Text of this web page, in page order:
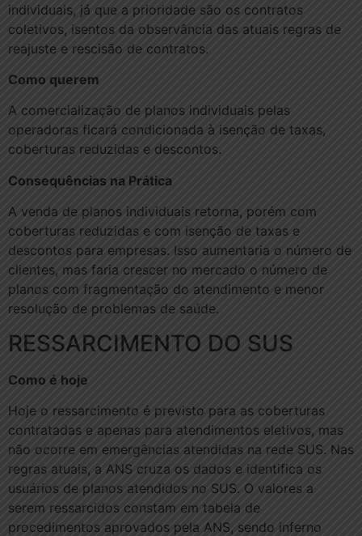
individuais, já que a prioridade são os contratos
coletivos, isentos da observância das atuais regras de
reajuste e rescisão de contratos.
Como querem
A comercialização de planos individuais pelas
operadoras ficará condicionada à isenção de taxas,
coberturas reduzidas e descontos.
Consequências na Prática
A venda de planos individuais retorna, porém com
coberturas reduzidas e com isenção de taxas e
descontos para empresas. Isso aumentaria o número de
clientes, mas faria crescer no mercado o número de
planos com fragmentação do atendimento e menor
resolução de problemas de saúde.
RESSARCIMENTO DO SUS
Como é hoje
Hoje o ressarcimento é previsto para as coberturas
contratadas e apenas para atendimentos eletivos, mas
não ocorre em emergências atendidas na rede SUS. Nas
regras atuais, a ANS cruza os dados e identifica os
usuários de planos atendidos no SUS. O valores a
serem ressarcidos constam em tabela de
procedimentos aprovados pela ANS, sendo inferno